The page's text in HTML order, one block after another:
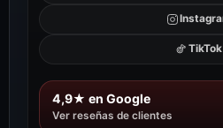
TikTok
4,9★ en Google
Ver reseñas de clientes